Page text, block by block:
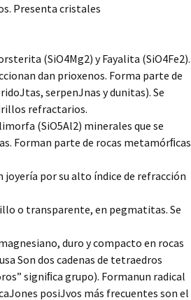
Presenta cristales
(SiO4Mg2) y Fayalita (SiO4Fe2).
dan prioxenos. Forma parte de
serpenJnas y dunitas). Se
refractarios.
(SiO5Al2) minerales que se
Forman parte de rocas metamórﬁcas
joyería por su alto índice de refracción
o transparente, en pegmatitas. Se
duro y compacto en rocas
Son dos cadenas de tetraedros
signiﬁca grupo). Formanun radical
posiJvos más frecuentes son el